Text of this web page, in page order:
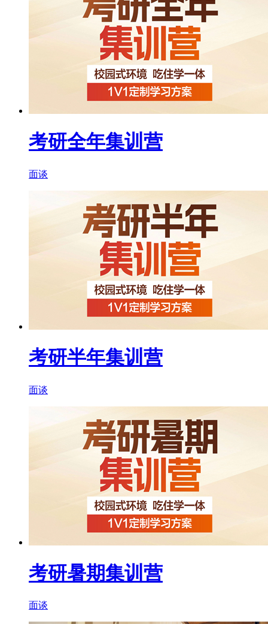
考研全年集训营
面谈
考研半年集训营
面谈
考研暑期集训营
面谈